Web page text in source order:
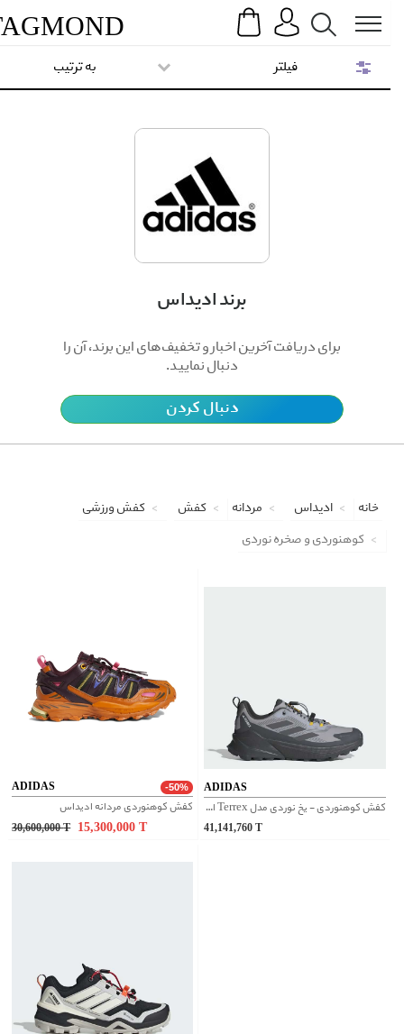
Search
TAGMOND
برند ادیداس
برای دریافت آخرین اخبار و تخفیف‌های این برند، آن را
دنبال نمایید.
دنبال کردن
به ترتیب
خانه ادیداس مردانه کفش
کفش ورزشی
کوهنوردی و صخره نوردی
ADIDAS -50%
کفش کوهنوردی مردانه ادیداس
30,600,000 T 15,300,000
ADIDAS
کفش کوهنوردی - یخ نوردی مدل Terrex اورجینال آدیداس | IH5009
41,141,760
فیلتر